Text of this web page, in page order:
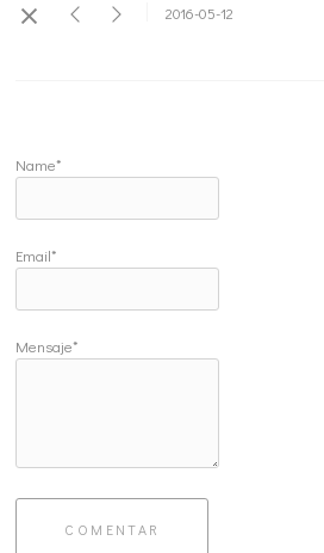
2016-05-12
Name*
Email*
Mensaje*
COMENTAR